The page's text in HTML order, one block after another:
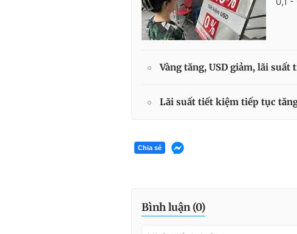
Vàng tăng, USD giảm, lãi
Lãi suất tiết kiệm tiếp tục
Chia sẻ
Bình luận (0)